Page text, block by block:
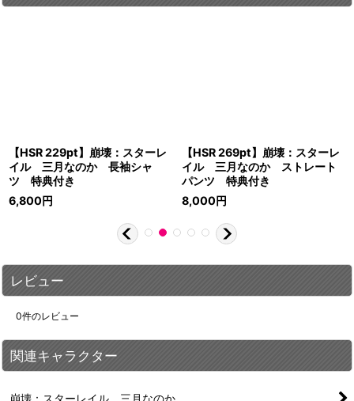
【HSR 229pt】崩壊：スターレ
イル 三月なのか 長袖シャ
ツ 特典付き
6,800円
【HSR 269pt】崩壊：スターレ
イル 三月なのか ストレート
パンツ 特典付き
8,000円
レビュー
0件のレビュー
関連キャラクター
崩壊：スターレイル 三月なのか